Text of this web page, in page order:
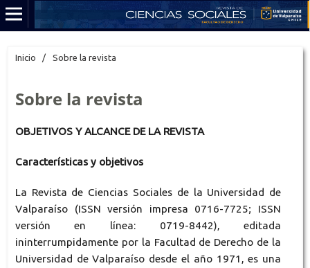
Inicio / Sobre la revista
Sobre la revista
OBJETIVOS Y ALCANCE DE LA REVISTA
Características y objetivos
La Revista de Ciencias Sociales de la Universidad de
Valparaíso (ISSN versión impresa 0716-7725; ISSN
versión en línea: 0719-8442),editada
ininterrumpidamente por la Facultad de Derecho de la
Universidad de Valparaíso desde el año 1971, es una